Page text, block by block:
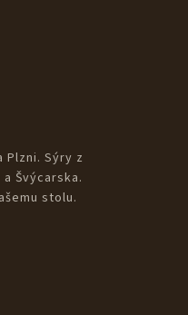
Plzni. Sýry z
Švýcarska.
stolu.